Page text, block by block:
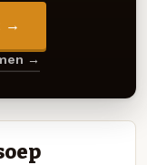
→
→